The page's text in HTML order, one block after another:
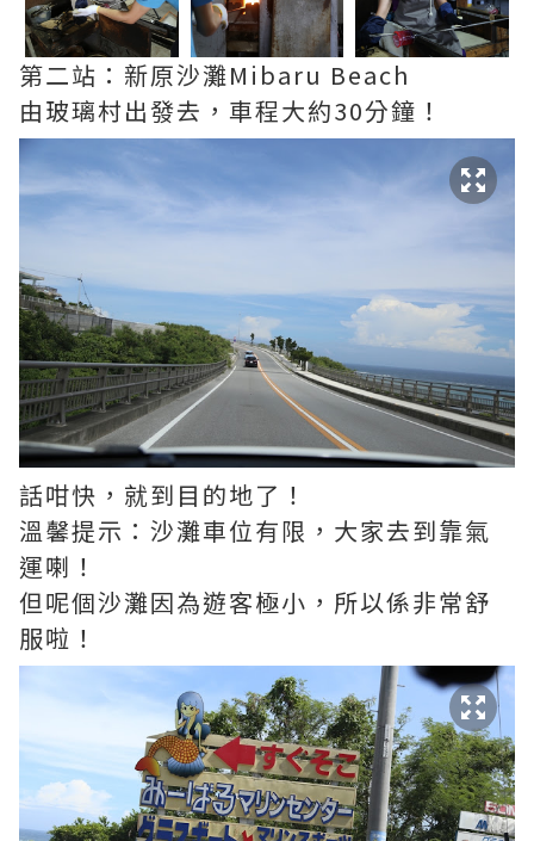
第二站：新原沙灘Mibaru Beach
由玻璃村出發去，車程大約30分鐘！
話咁快，就到目的地了！
溫馨提示：沙灘車位有限，大家去到靠氣
運喇！
但呢個沙灘因為遊客極小，所以係非常舒
服啦！